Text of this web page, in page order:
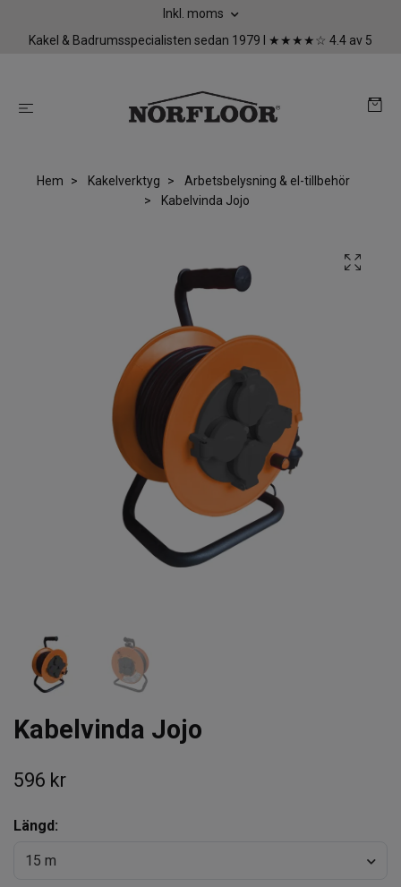
Inkl. moms
Kakel & Badrumsspecialisten sedan 1979 I ★★★★☆ 4.4 av 5
Hem Kakelverktyg
Arbetsbelysning & el-tillbehör
Kabelvinda Jojo
Kabelvinda Jojo
596 kr
Längd:
15 m